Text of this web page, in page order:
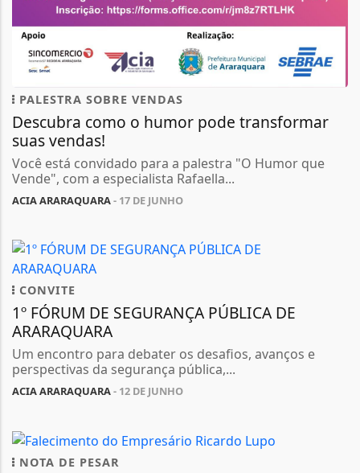
PALESTRA SOBRE VENDAS
Descubra como o humor pode transformar
suas vendas!
Você está convidado para a palestra "O Humor que
Vende", com a especialista Rafaella...
ACIA ARARAQUARA- 17 DE JUNHO
CONVITE
1º FÓRUM DE SEGURANÇA PÚBLICA DE
ARARAQUARA
Um encontro para debater os desafios, avanços e
perspectivas da segurança pública,...
ACIA ARARAQUARA- 12 DE JUNHO
NOTA DE PESAR